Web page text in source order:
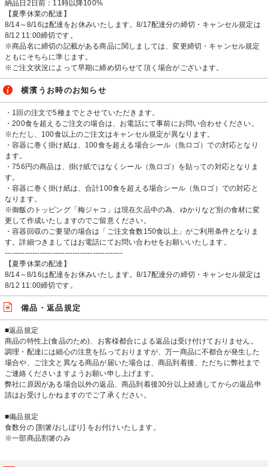
納品日2日前：11時以降100%
【夏季休業の配達】
8/14～8/16は配達をお休みいたします。8/17配達分の締切・キャンセル規定は
8/12 11:00締切です。
※商品名に締切の記載がある商品に関しましては、変更締切・キャンセル規定
ともにそちらに準じます。
※ご注文状況によって早期に締め切らせて頂く場合がございます。
横濱うお時のお知らせ
・1回の注文で5種までとさせていただきます。
・200食を超えるご注文の場合は、お電話にて事前にお問い合わせください。
※ただし、100食以上のご注文はキャンセル規定が異なります。
・容器に巻く掛け紙は、100食を超える場合シール（魚ロゴ）での対応となり
ます。
・756円の商品は、掛け紙ではなくシール（魚ロゴ）を貼っての対応となりま
す。
・容器に巻く掛け紙は、合計100食を超える場合シール（魚ロゴ）での対応と
なります。
※御飯のトッピング「梅ジャコ」は現在欠品中の為、ゆかりなど別の食材に変
更して作成いたしますのでご留意ください。
・容器回収のご要望の場合は「ご注文食数150食以上」がご利用条件となりま
す。詳細つきましてはお電話にてお問い合わせをお願いいたします。
-----------------------------------------------
【夏季休業の配達】
8/14～8/16は配達をお休みいたします。8/17配達分の締切・キャンセル規定は
8/12 11:00締切です。
備品・返品規定
■返品規定
商品の特性上(食品のため)、お客様都合による返品は受け付けておりません。
調理・配達には細心の注意を払っておりますが、万一商品に不都合が発生した
場合や、ご注文と異なる商品が届いた場合は、商品到着後、ただちに弊社まで
ご連絡くださいますようお願い申し上げます。
弊社に原因がある場合以外の返品、商品到着後30分以上経過してからの返品申
請はお受けしかねますのでご了承ください。
■備品規定
食数分の [割箸/おしぼり] をお付けいたします。
※一部商品割箸のみ